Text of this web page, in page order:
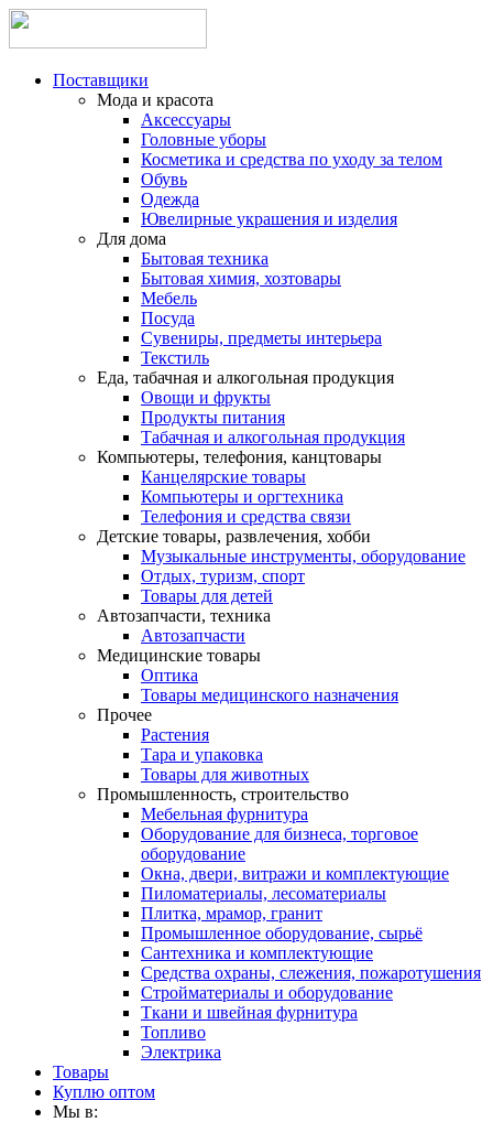
Поставщики
Мода и красота
Аксессуары
Головные уборы
Косметика и средства по уходу за телом
Обувь
Одежда
Ювелирные украшения и изделия
Для дома
Бытовая техника
Бытовая химия, хозтовары
Мебель
Посуда
Сувениры, предметы интерьера
Текстиль
Еда, табачная и алкогольная продукция
Овощи и фрукты
Продукты питания
Табачная и алкогольная продукция
Компьютеры, телефония, канцтовары
Канцелярские товары
Компьютеры и оргтехника
Телефония и средства связи
Детские товары, развлечения, хобби
Музыкальные инструменты, оборудование
Отдых, туризм, спорт
Товары для детей
Автозапчасти, техника
Автозапчасти
Медицинские товары
Оптика
Товары медицинского назначения
Прочее
Растения
Тара и упаковка
Товары для животных
Промышленность, строительство
Мебельная фурнитура
Оборудование для бизнеса, торговое
оборудование
Окна, двери, витражи и комплектующие
Пиломатериалы, лесоматериалы
Плитка, мрамор, гранит
Промышленное оборудование, сырьё
Сантехника и комплектующие
Средства охраны, слежения, пожаротушения
Стройматериалы и оборудование
Ткани и швейная фурнитура
Топливо
Электрика
Товары
Куплю оптом
Мы в: